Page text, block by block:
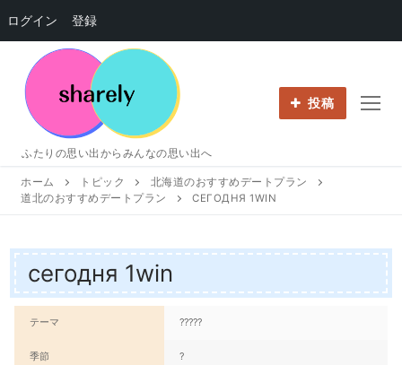
ログイン 登録
プ
ふたりの思い出からみんなの思い出へ
投稿
ホーム トピック
北海道のおすすめデートプラン
道北のおすすめデートプラン
СЕГОДНЯ 1WIN
сегодня 1win
テーマ ?????
季節 ?